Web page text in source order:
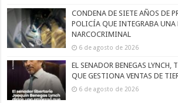
CONDENA DE SIETE AÑOS DE
POLICÍA QUE INTEGRABA UNA
NARCOCRIMINAL
6 de agosto de 2026
EL SENADOR BENEGAS LYNCH,
QUE GESTIONA VENTAS DE
6 de agosto de 2026